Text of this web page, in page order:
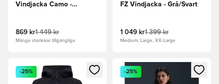
Vindjacka Camo -
869 kr1 449 kr
Många storlekar tillgängliga
FZ Vindjacka - Grå/Svart
1 049 kr1 399 kr
Medium, Large, XX-Large
Öppnar en Modal för att logga in eller registrera dig som
-25%
Öppnar en Modal för att
-25%